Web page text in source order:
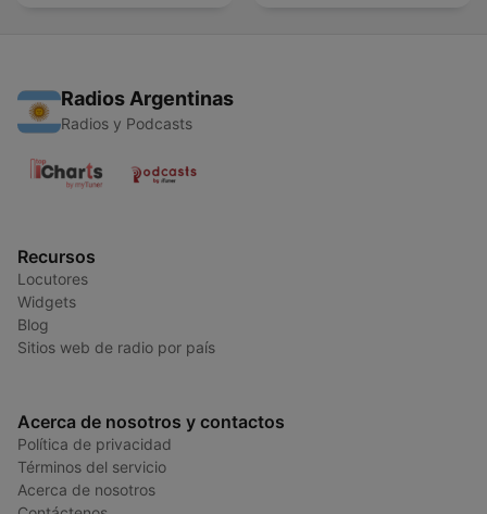
Radios Argentinas
Radios y Podcasts
Recursos
Locutores
Widgets
Blog
Sitios web de radio por país
Acerca de nosotros y contactos
Política de privacidad
Términos del servicio
Acerca de nosotros